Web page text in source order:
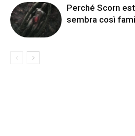
Perché Scorn
sembra così